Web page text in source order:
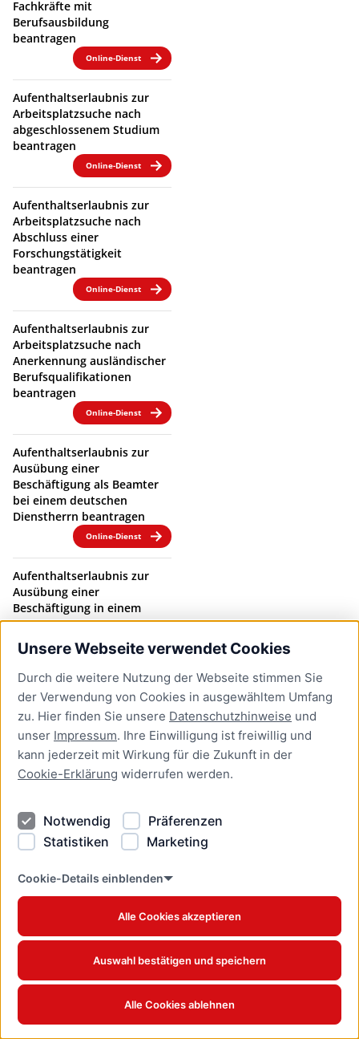
Unsere Webseite verwendet Cookies
Durch die weitere Nutzung der Webseite stimmen Sie
der Verwendung von Cookies in ausgewähltem Umfang
zu. Hier finden Sie unsere Datenschutzhinweise und
unser Impressum. Ihre Einwilligung ist freiwillig und
kann jederzeit mit Wirkung für die Zukunft in der
Cookie-Erklärung widerrufen werden.
Notwendig
Präferenzen
Statistiken
Marketing
Cookie-Details einblenden
Alle Cookies akzeptieren
Auswahl bestätigen und speichern
Alle Cookies ablehnen
Fachkräfte mit
Berufsausbildung
beantragen
Online-Dienst
Aufenthaltserlaubnis zur
Arbeitsplatzsuche nach
abgeschlossenem Studium
beantragen
Online-Dienst
Aufenthaltserlaubnis zur
Arbeitsplatzsuche nach
Abschluss einer
Forschungstätigkeit
beantragen
Online-Dienst
Aufenthaltserlaubnis zur
Arbeitsplatzsuche nach
Anerkennung ausländischer
Berufsqualifikationen
beantragen
Online-Dienst
Aufenthaltserlaubnis zur
Ausübung einer
Beschäftigung als Beamter
bei einem deutschen
Dienstherrn beantragen
Online-Dienst
Aufenthaltserlaubnis zur
Ausübung einer
Beschäftigung in einem
Beamtenverhältnis bei
einem deutschen
Dienstherrn verlängern
Online-Dienst
Aufenthaltserlaubnis zur
bedingten Zulassung zum
Studium oder zum
Teilzeitstudium beantragen
Online-Dienst
Aufenthaltserlaubnis zur
Beschäftigung als Fachkraft
mit akademischer
Ausbildung beantragen
Aufenthaltserlaubnis zur
betrieblichen Aus- und
Weiterbildung verlängern
Online-Dienst
Aufenthaltserlaubnis zur